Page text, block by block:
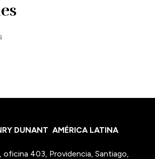
DUNANTAMÉRICA LATINA
oficina 403, Providencia, Santiago,